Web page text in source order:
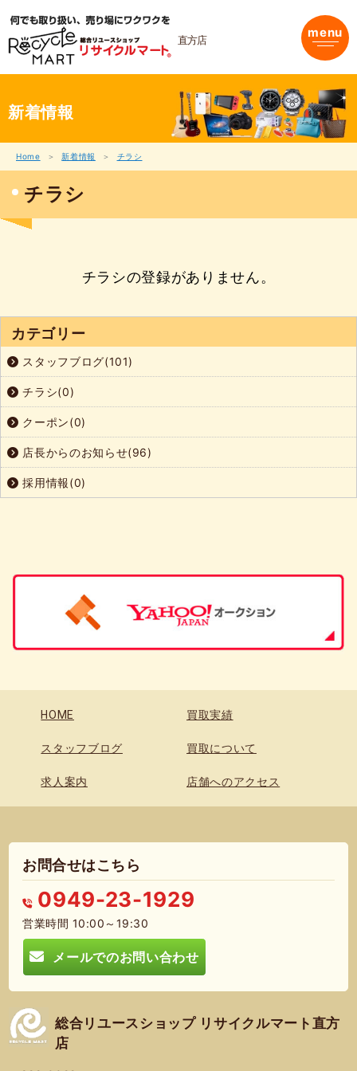
を
ス
直方店 menu
新着情報
Home 新着情報 チラシ
チラシ
チラシの登録がありません。
カテゴリー
スタッフブログ(101)
チラシ(0)
クーポン(0)
店長からのお知らせ(96)
採用情報(0)
HOME 買取実績
スタッフブログ 買取について
求人案内 店舗へのアクセス
お問合せはこちら
0949-23-1929
営業時間 10:00～19:30
メールでのお問い合わせ
総合リユースショップ リサイクルマート直方
店